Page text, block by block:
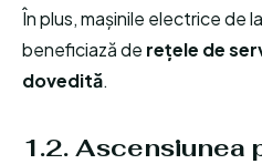
În plus, mașinile electrice de
beneficiază de rețele de
dovedită.
1.2. Ascensiunea